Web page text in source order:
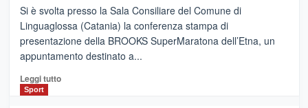
Al
via
i
collegamenti
Si è svolta presso la Sala Consiliare del Comune di
Linguaglossa (Catania) la conferenza stampa di
presentazione della BROOKS SuperMaratona dell’Etna, un
appuntamento destinato a...
Leggi tuttoLeggi
Sport